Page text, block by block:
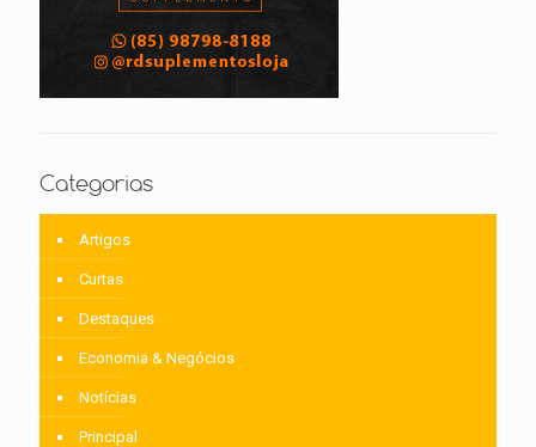
Categorias
Artigos
Curtas
Destaques
Economia & Negócios
Notícias
Principal